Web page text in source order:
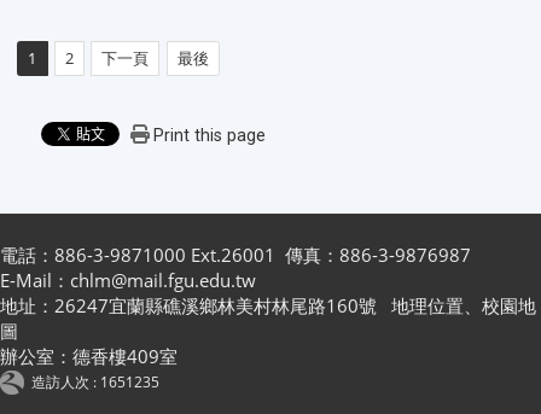
1 2 下一頁 最後
Print this page
電話：886-3-9871000 Ext.26001 傳真：886-3-9876987
E-Mail：chlm@mail.fgu.edu.tw
地址：26247宜蘭縣礁溪鄉林美村林尾路160號 地理位置、 校園地
圖
辦公室：德香樓409室
造訪人次 : 1651235